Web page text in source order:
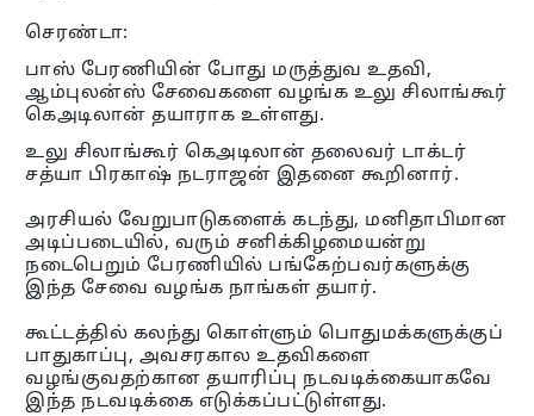
செரண்டா:
பாஸ் பேரணியின் போது மருத்துவ உதவி,
ஆம்புலன்ஸ் சேவைகளை வழங்க உலு சிலாங்கூர்
கெஅடிலான் தயாராக உள்ளது.
உலு சிலாங்கூர் கெஅடிலான் தலைவர் டாக்டர்
சத்யா பிரகாஷ் நடராஜன் இதனை கூறினார்.
அரசியல் வேறுபாடுகளைக் கடந்து, மனிதாபிமான
அடிப்படையில், வரும் சனிக்கிழமையன்று
நடைபெறும் பேரணியில் பங்கேற்பவர்களுக்கு
இந்த சேவை வழங்க நாங்கள் தயார்.
கூட்டத்தில் கலந்து கொள்ளும் பொதுமக்களுக்குப்
பாதுகாப்பு, அவசரகால உதவிகளை
வழங்குவதற்கான தயாரிப்பு நடவடிக்கையாகவே
இந்த நடவடிக்கை எடுக்கப்பட்டுள்ளது.